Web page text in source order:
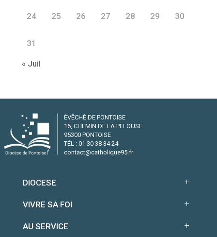
24 25 26 27 28 29 30
31
« Juil
ÉVÊCHÉ DE PONTOISE
16, CHEMIN DE LA PELOUSE
95300 PONTOISE
TÉL : 01 30 38 34 24
contact@catholique95.fr
DIOCESE
VIVRE SA FOI
AU SERVICE